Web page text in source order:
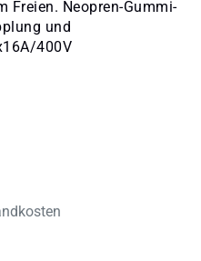
Freien. Neopren-Gummi-
und
400V